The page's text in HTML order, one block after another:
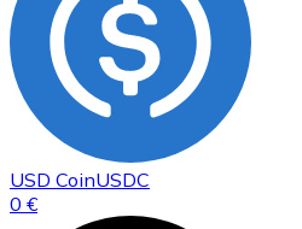
USD CoinUSDC
0 €